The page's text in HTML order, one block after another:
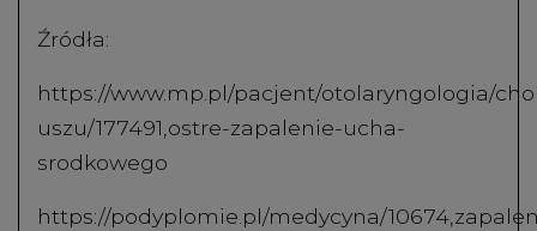
Źródła:
https://www.mp.pl/pacjent/otolaryngologia/
uszu/177491,ostre-zapalenie-ucha-
srodkowego
https://podyplomie.pl/medycyna/